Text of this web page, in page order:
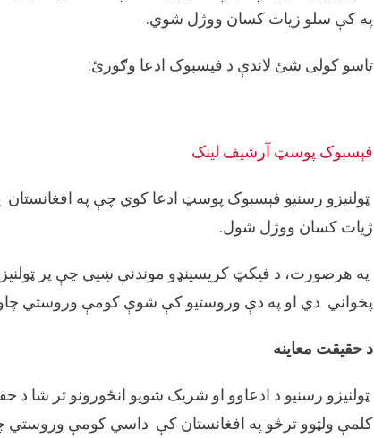
په کې سلو زیات کسان ووژل شوي.
تاسو کولی شئ لاندې د فیسبوک ادعا وګورئ:
فېسبوک پوسټ آرشيف لینک
ټولنیزو رسنیو فېسبوک پوسټ ادعا کوي چې په
ژيات کسان ووژل شول.
په هرصورت، د فیکټ کریسینډو موندنې ښیي چې پر
پخواني دي او په دې وروستيو کې شوې کومې وروستي
د حقیقت معاینه
ټولنیزو رسنیو د ادعاوو او شریک شویو انځورونو تر شا د
کلمې ولټوو ترڅو په افغانستان کې داسي کومې وروستي